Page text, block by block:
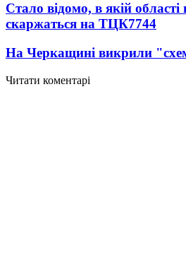
Стало відомо, в якій
скаржаться на ТЦК7744
На Черкащині викрили
Читати коментарі